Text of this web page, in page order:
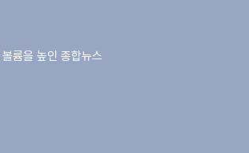
륨을 높인 종합뉴스